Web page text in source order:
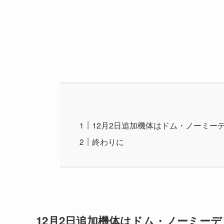
12月2日追加機体はドム・ノーミー
終わりに
12月2日追加機体はドム・ノーミーデ